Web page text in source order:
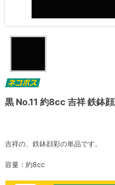
黒 No.11 約8cc 吉祥 鉄鉢
吉祥の、鉄鉢顔彩の単品です。
容量：約8cc